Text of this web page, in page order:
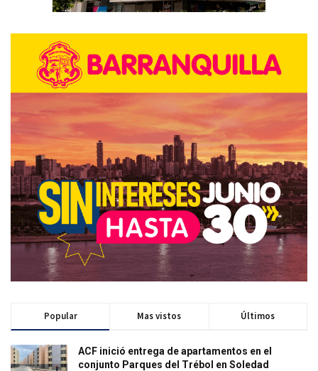
Popular Mas vistos Últimos
ACF inició entrega de apartamentos en el
conjunto Parques del Trébol en Soledad